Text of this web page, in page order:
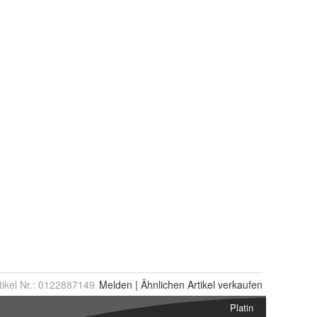
Nr.: 0122887149 Melden | Ähnlichen Artikel verkaufen
Platin